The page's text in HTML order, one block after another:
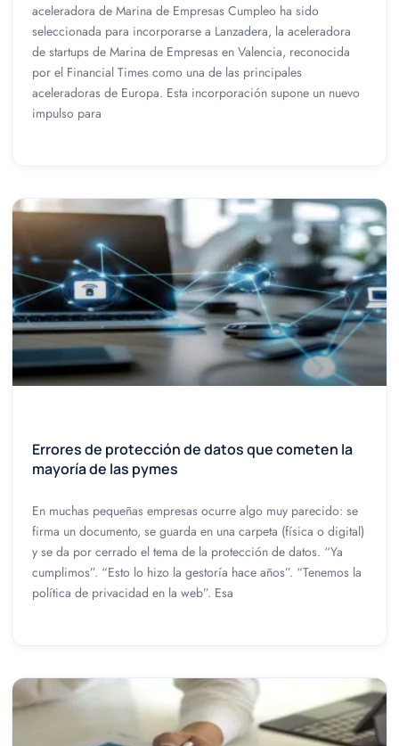
aceleradora de Marina de Empresas Cumpleo ha sido
seleccionada para incorporarse a Lanzadera, la aceleradora
de startups de Marina de Empresas en Valencia, reconocida
por el Financial Times como una de las principales
aceleradoras de Europa. Esta incorporación supone un nuevo
impulso para
Errores de protección de datos que cometen la
mayoría de las pymes
En muchas pequeñas empresas ocurre algo muy parecido: se
firma un documento, se guarda en una carpeta (física o digital)
y se da por cerrado el tema de la protección de datos. “Ya
cumplimos”. “Esto lo hizo la gestoría hace años”. “Tenemos la
política de privacidad en la web”. Esa